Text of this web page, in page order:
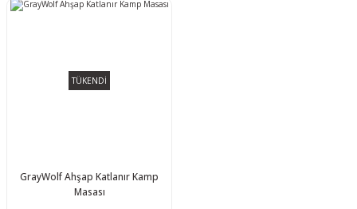
TÜKENDİ
GrayWolf Ahşap Katlanır Kamp
Masası